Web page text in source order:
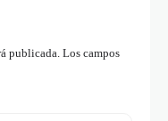
publicada. Los campos